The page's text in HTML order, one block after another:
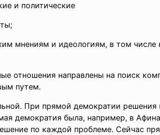
и политические
мнениям и идеологиям, в том числе
отношения направлены на поиск
путем.
При прямой демократии решения
демократия была, например, в
по каждой проблеме. Сейчас